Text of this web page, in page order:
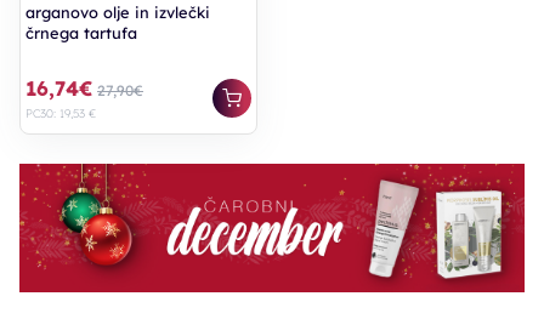
arganovo olje in izvlečki
črnega tartufa
16,74€ 27,90€
PC30: 19,53 €